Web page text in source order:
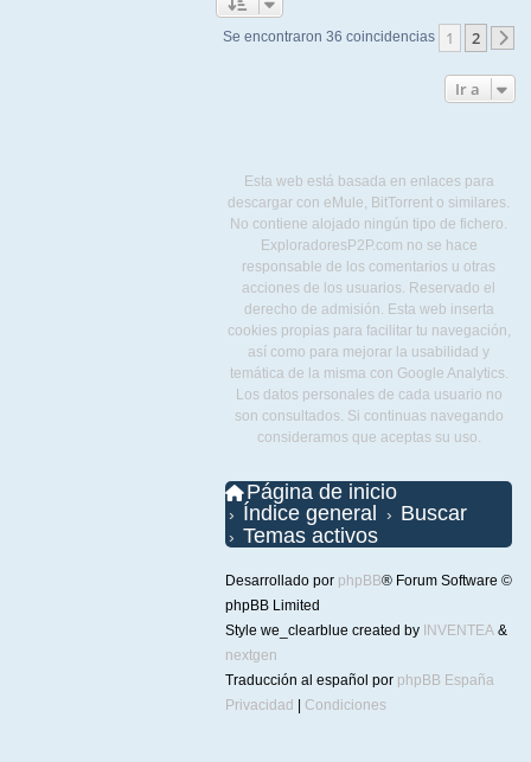
Se encontraron 36 coincidencias 1 2
Ir a
Esta web está basada en enlaces para
descargar con eMule, BitTorrent o similares.
No contiene alojado ningún tipo de fichero.
ExploradoresP2P.com no se hace
responsable de los comentarios u otras
acciones de los usuarios. Reservado el
derecho de admisión. Esta web inserta
cookies propias para facilitar tu navegación,
así como para mejorar la usabilidad y
temática de la misma con Google Analytics.
Los datos personales de cada usuario no
son consultados. Si continuas navegando
consideramos que aceptas su uso.
Página de inicio
Índice general
Buscar
Temas activos
Desarrollado por phpBB® Forum Software ©
phpBB Limited
Style we_clearblue created by INVENTEA &
nextgen
Traducción al español por phpBB España
Privacidad
Condiciones